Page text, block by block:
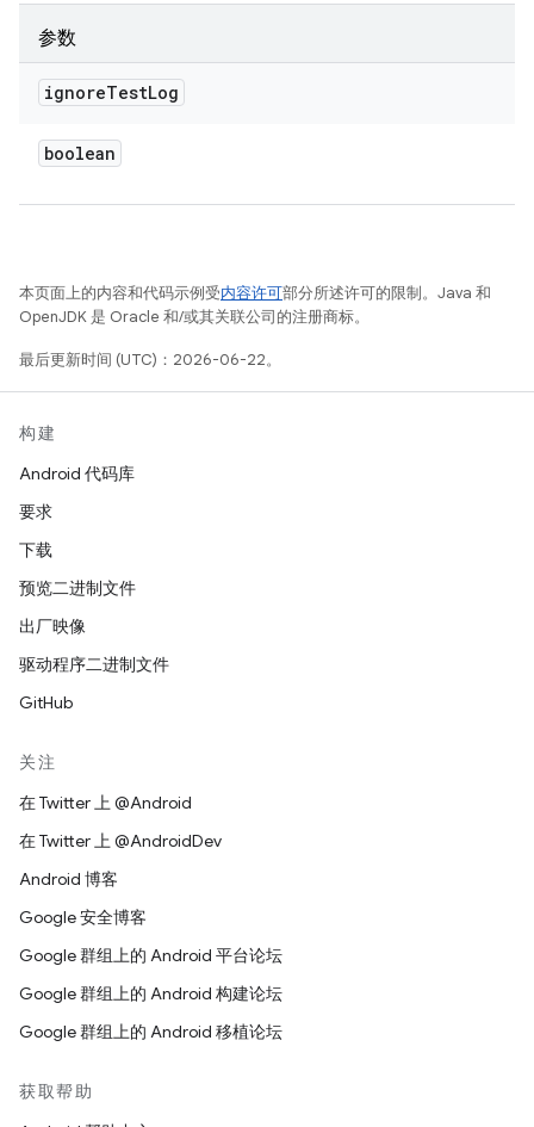
参数
ignoreTestLog
boolean
本页面上的内容和代码示例受内容许可部分所述许可的限制。Java 和
OpenJDK 是 Oracle 和/或其关联公司的注册商标。
最后更新时间 (UTC)：2026-06-22。
构建
Android 代码库
要求
下载
预览二进制文件
出厂映像
驱动程序二进制文件
GitHub
关注
在 Twitter 上 @Android
在 Twitter 上 @AndroidDev
Android 博客
Google 安全博客
Google 群组上的 Android 平台论坛
Google 群组上的 Android 构建论坛
Google 群组上的 Android 移植论坛
获取帮助